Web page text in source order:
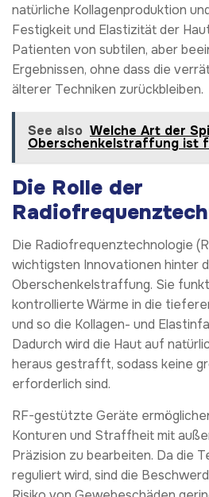
natürliche Kollagenproduktion
Festigkeit und Elastizität der
Patienten von subtilen, aber
Ergebnissen, ohne dass die
älterer Techniken zurückbleiben.
See also Welche Art der
Oberschenkelstraffung ist
Die Rolle der
Die Radiofrequenztechnologie
wichtigsten Innovationen hinter
Oberschenkelstraffung. Sie
kontrollierte Wärme in die
und so die Kollagen- und
Dadurch wird die Haut auf
heraus gestrafft, sodass keine
erforderlich sind.
RF-gestützte Geräte
Konturen und Straffheit mit
Präzision zu bearbeiten. Da die
reguliert wird, sind die